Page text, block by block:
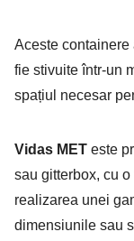
Aceste containere
fie stivuite într-un
spațiul necesar
Vidas MET este
sau gitterbox, cu
realizarea unei
dimensiunile sau